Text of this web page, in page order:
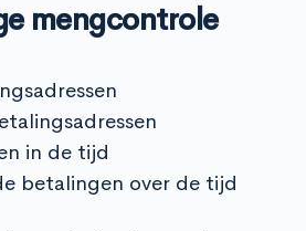
mengcontrole
in de tijd
betalingen over de tijd